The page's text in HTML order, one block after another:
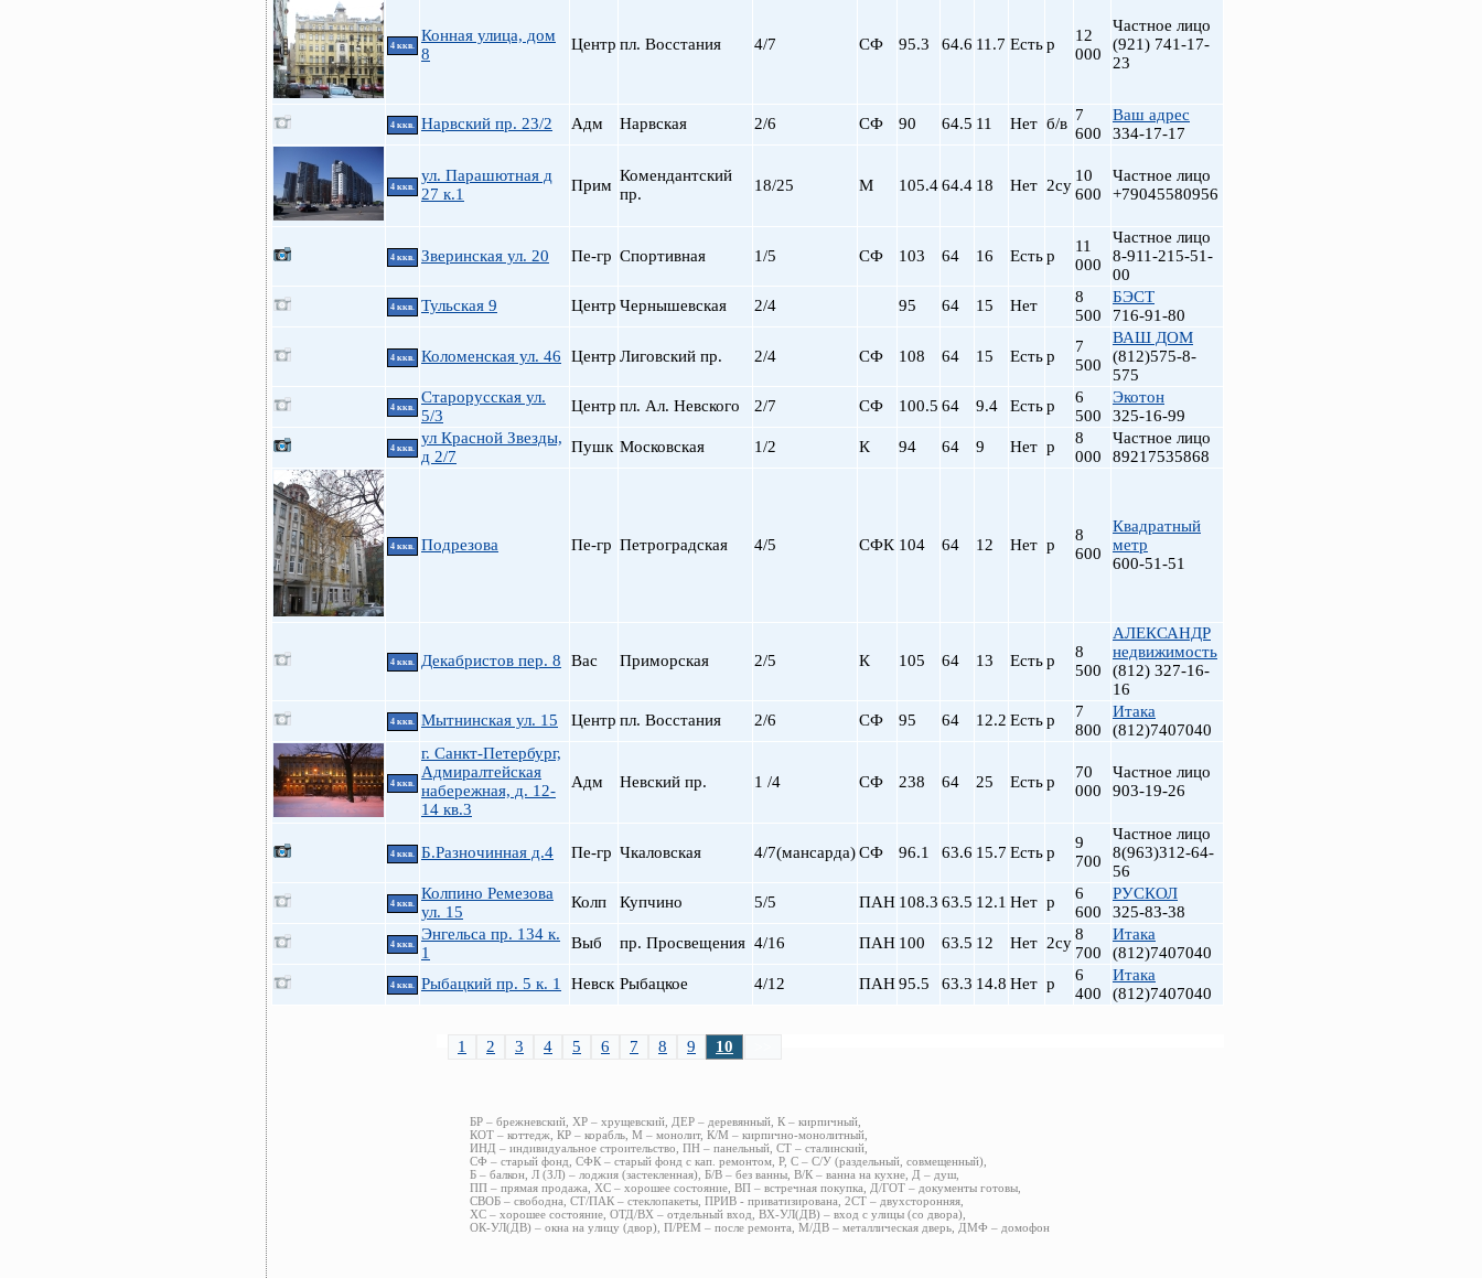
4 ккв.
Конная улица, дом
8
Центр пл. Восстания 4/7 СФ 95.3 64.6 11.7 Естьр
12
000
Частное лицо
(921) 741-17-
23
4 ккв. Нарвский пр. 23/2 Адм Нарвская 2/6 СФ 90 64.5 11 Нет б/в 7
600
Ваш адрес
334-17-17
4 ккв.
ул. Парашютная д
27 к.1
Прим
Комендантский
пр.
18/25 М 105.464.4 18 Нет 2су
10
600
Частное лицо
+79045580956
4 ккв. Зверинская ул. 20 Пе-гр Спортивная 1/5 СФ 103 64 16 Естьр
11
000
Частное лицо
8-911-215-51-
00
4 ккв. Тульская 9 Центр Чернышевская 2/4 95 64 15 Нет
8
500
БЭСТ
716-91-80
4 ккв. Коломенская ул. 46 Центр Лиговский пр. 2/4 СФ 108 64 15 Естьр
7
500
ВАШ ДОМ
(812)575-8-
575
4 ккв.
Старорусская ул.
5/3
Центр пл. Ал. Невского 2/7 СФ 100.5 64 9.4 Естьр
6
500
Экотон
325-16-99
4 ккв.
ул Красной Звезды,
д 2/7
Пушк Московская 1/2 К 94 64 9 Нет р
8
000
Частное лицо
89217535868
4 ккв. Подрезова Пе-гр Петроградская 4/5 СФК 104 64 12 Нет р
8
600
Квадратный
метр
600-51-51
4 ккв. Декабристов пер. 8 Вас Приморская 2/5 К 105 64 13 Естьр
8
500
АЛЕКСАНДР
недвижимость
(812) 327-16-
16
4 ккв. Мытнинская ул. 15 Центр пл. Восстания 2/6 СФ 95 64 12.2 Естьр
7
800
Итака
(812)7407040
4 ккв.
г. Санкт-Петербург,
Адмиралтейская
набережная, д. 12-
14 кв.3
Адм Невский пр. 1 /4 СФ 238 64 25 Естьр
70
000
Частное лицо
903-19-26
4 ккв. Б.Разночинная д.4 Пе-гр Чкаловская 4/7(мансарда)СФ 96.1 63.6 15.7 Естьр
9
700
Частное лицо
8(963)312-64-
56
4 ккв.
Колпино Ремезова
ул. 15
Колп Купчино 5/5 ПАН 108.3 63.5 12.1 Нет р
6
600
РУСКОЛ
325-83-38
4 ккв.
Энгельса пр. 134 к.
1
Выб пр. Просвещения 4/16 ПАН 100 63.5 12 Нет 2су8
700
Итака
(812)7407040
4 ккв. Рыбацкий пр. 5 к. 1 Невск Рыбацкое 4/12 ПАН95.5 63.3 14.8 Нет р
6
400
Итака
(812)7407040
1 2 3 4 5 6 7 8 9 10
БР – брежневский, ХР – хрущевский, ДЕР – деревянный, К – кирпичный,
КОТ – коттедж, КР – корабль, М – монолит, К/М – кирпично-монолитный,
ИНД – индивидуальное строительство, ПН – панельный, СТ – сталинский,
СФ – старый фонд, СФК – старый фонд с кап. ремонтом, Р, С – С/У (раздельный, совмещенный),
Б – балкон, Л (ЗЛ) – лоджия (застекленная), Б/В – без ванны, В/К – ванна на кухне, Д – душ,
ПП – прямая продажа, ХС – хорошее состояние, ВП – встречная покупка, Д/ГОТ – документы готовы,
СВОБ – свободна, СТ/ПАК – стеклопакеты, ПРИВ - приватизирована, 2СТ – двухсторонняя,
ХС – хорошее состояние, ОТД/ВХ – отдельный вход, ВХ-УЛ(ДВ) – вход с улицы (со двора),
ОК-УЛ(ДВ) – окна на улицу (двор), П/РЕМ – после ремонта, М/ДВ – металлическая дверь, ДМФ – домофон